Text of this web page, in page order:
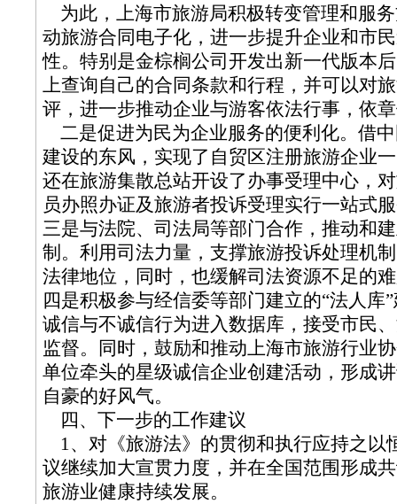
为此，上海市旅游局积极转变管理和服
动旅游合同电子化，进一步提升企业和市
性。特别是金棕榈公司开发出新一代版本
上查询自己的合同条款和行程，并可以对
评，进一步推动企业与游客依法行事，依
二是促进为民为企业服务的便利化。借
建设的东风，实现了自贸区注册旅游企业
还在旅游集散总站开设了办事受理中心，
员办照办证及旅游者投诉受理实行一站式
三是与法院、司法局等部门合作，推动和
制。利用司法力量，支撑旅游投诉处理机
法律地位，同时，也缓解司法资源不足的
四是积极参与经信委等部门建立的“法人库
诚信与不诚信行为进入数据库，接受市民
监督。同时，鼓励和推动上海市旅游行业
单位牵头的星级诚信企业创建活动，形成
自豪的好风气。
四、下一步的工作建议
1、对《旅游法》的贯彻和执行应持之以
议继续加大宣贯力度，并在全国范围形成
旅游业健康持续发展。